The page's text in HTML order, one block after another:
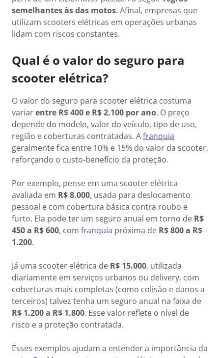
semelhantes às das motos. Afinal, empresas que
utilizam scooters elétricas em operações urbanas
lidam com riscos constantes.
Qual é o valor do seguro para
scooter elétrica?
O valor do seguro para scooter elétrica costuma
variarentre R$ 400 e R$ 2.100 por ano. O preço
depende do modelo, valor do veículo, tipo de uso,
região e coberturas contratadas. Afranquia
geralmente fica entre 10% e 15% do valor da scooter,
reforçando o custo-benefício da proteção.
Por exemplo, pense em uma scooter elétrica
avaliada em R$ 8.000, usada para deslocamento
pessoal e com cobertura básica contra roubo e
furto. Ela pode ter um seguro anual em torno de R$
450 a R$ 600, com franquia próxima de R$ 800 a R$
1.200.
Já uma scooter elétrica de R$ 15.000, utilizada
diariamente em serviços urbanos ou delivery, com
coberturas mais completas (como colisão e danos a
terceiros) talvez tenha um seguro anual na faixa de
R$ 1.200 a R$ 1.800. Esse valor reflete o nível de
risco e a proteção contratada.
Esses exemplos ajudam a entender a importância da